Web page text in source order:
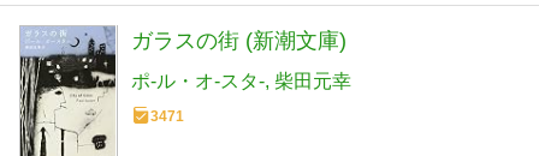
ガラスの街 (新潮文庫)
ポ-ル・オ-スタ- 柴田元幸
3471